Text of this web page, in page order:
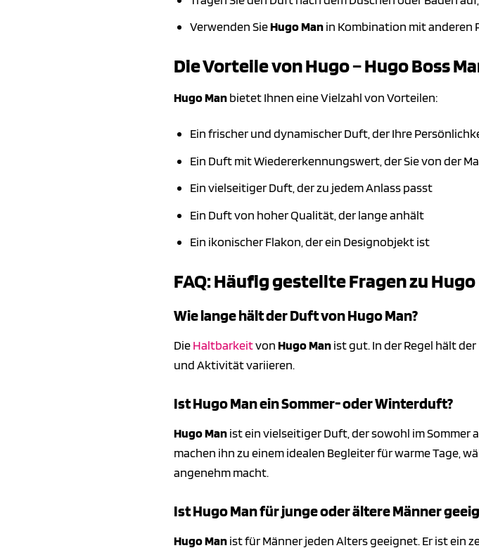
Verwenden SieHugo Manin Kombination mit anderen
Die Vorteile von Hugo – Hugo Boss
Hugo Manbietet Ihnen eine Vielzahl von Vorteilen:
Ein frischer und dynamischer Duft, der Ihre
Ein Duft mit Wiedererkennungswert, der Sie von der
Ein vielseitiger Duft, der zu jedem Anlass passt
Ein Duft von hoher Qualität, der lange anhält
Ein ikonischer Flakon, der ein Designobjekt ist
FAQ: Häufig gestellte Fragen zu Hugo
Wie lange hält der Duft von Hugo Man?
DieHaltbarkeitvonHugo Manist gut. In der Regel hält
und Aktivität variieren.
Ist Hugo Man ein Sommer- oder Winterduft?
Hugo Manist ein vielseitiger Duft, der sowohl im Sommer
machen ihn zu einem idealen Begleiter für warme Tage,
angenehm macht.
Ist Hugo Man für junge oder ältere Männer
Hugo Manist für Männer jeden Alters geeignet. Er ist ein